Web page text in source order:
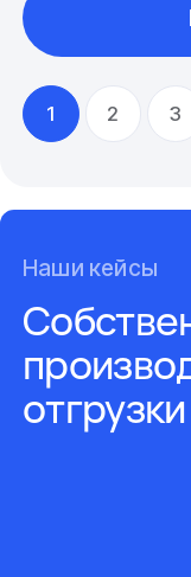
1 2 3
Наши кейсы
отгрузки